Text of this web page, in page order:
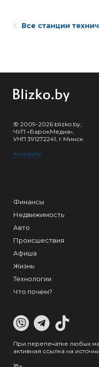
Все станции
© 2009-2026 blizko.by,
ЧУП «БарокМедиа»,
УНП 391272241, г.Минск
Контакты
Финансы
Недвижимость
Авто
Происшествия
Афиша
Жизнь
Технологии
Что почем?
При перепечатке любых
активная ссылка на